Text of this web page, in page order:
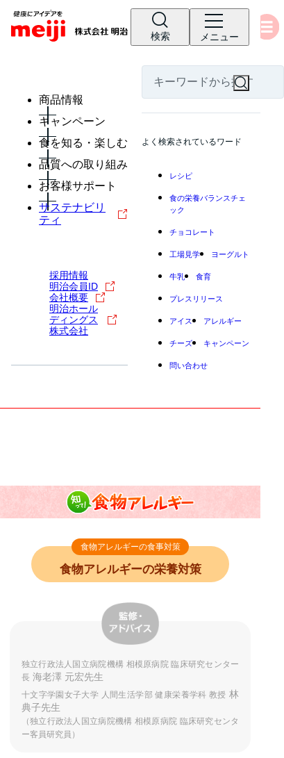
検索 メニュー
商品情報
キャンペーン
食を知る・楽しむ
品質への取り組み
お客様サポート
サステナビリ
ティ
採用情報
明治会員ID
会社概要
明治ホール
ディングス
株式会社
よく検索されているワード
レシピ
食の栄養バランスチェ
ック
チョコレート
工場見学 ヨーグルト
牛乳 食育
プレスリリース
アイス アレルギー
チーズ キャンペーン
問い合わせ
食物アレルギーの食事対策
食物アレルギーの栄養対策
独立行政法人国立病院機構 相模原病院 臨床研究センター
長 海老澤 元宏先生
十文字学園女子大学 人間生活学部 健康栄養学科 教授 林
典子先生
（独立行政法人国立病院機構 相模原病院 臨床研究センタ
ー客員研究員）